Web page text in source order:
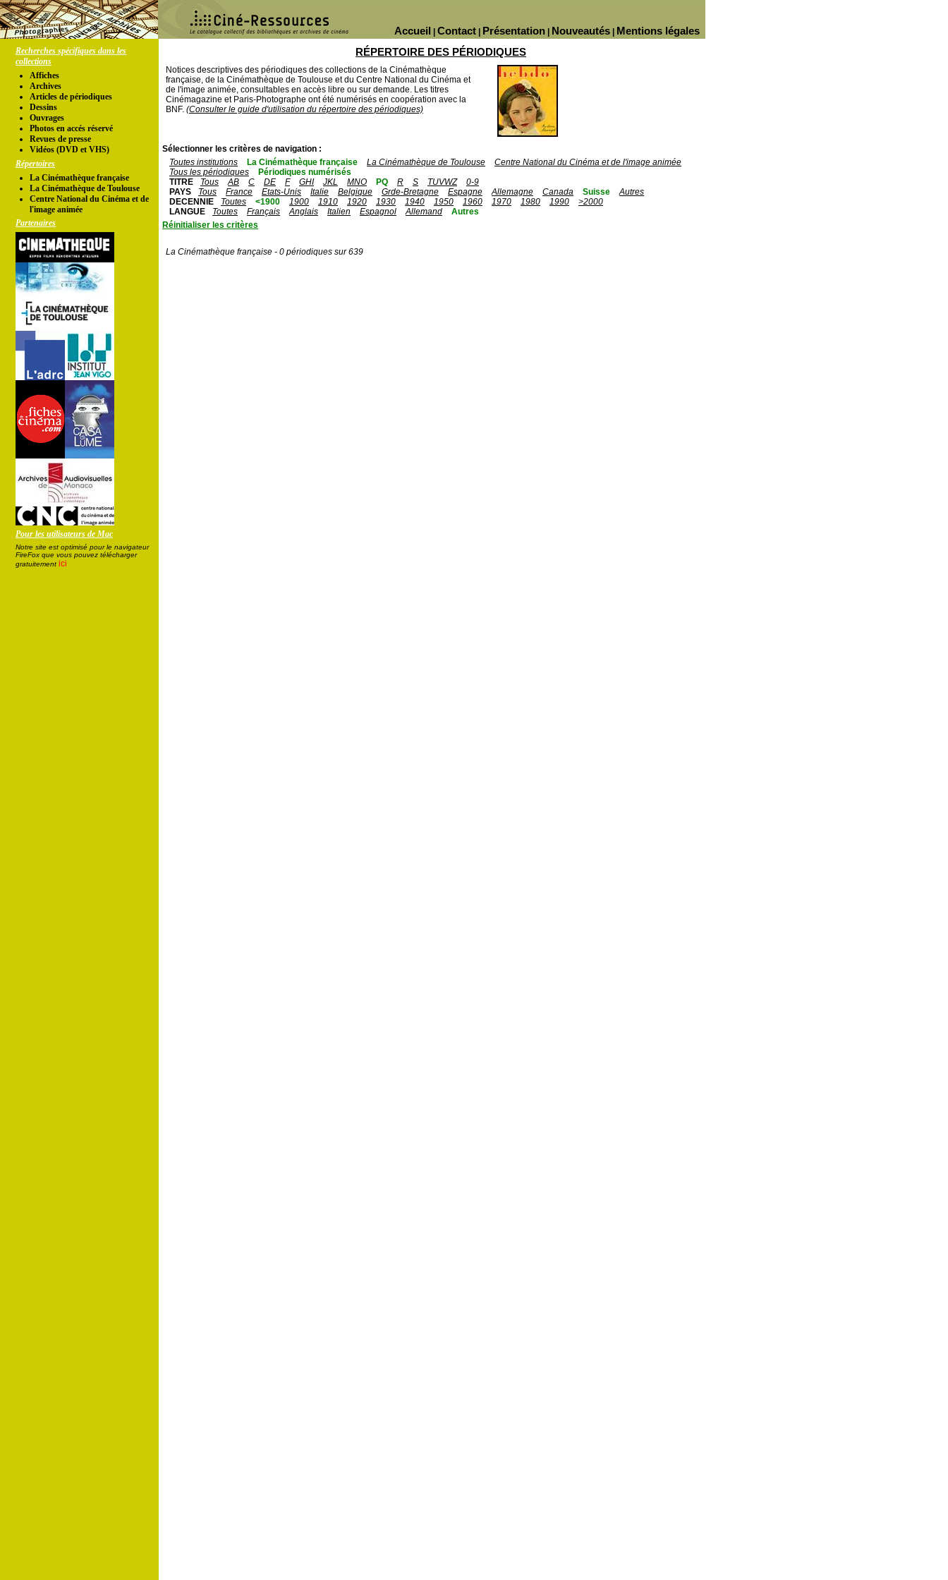
Mentions légales
Nouveautés
Présentation
Contact
Accueil
Recherches spécifiques dans les
collections
Affiches
Archives
Articles de périodiques
Dessins
Ouvrages
Photos en accés réservé
Revues de presse
Vidéos (DVD et VHS)
Répertoires
La Cinémathèque française
La Cinémathèque de Toulouse
Centre National du Cinéma et de
l'image animée
Partenaires
Pour les utilisateurs de Mac
Notre site est optimisé pour le navigateur
FireFox que vous pouvez télécharger
gratuitement ici
RÉPERTOIRE DES PÉRIODIQUES
Notices descriptives des périodiques des collections de la Cinémathèque
française, de la Cinémathèque de Toulouse et du Centre National du Cinéma et
de l'image animée, consultables en accès libre ou sur demande. Les titres
Cinémagazine et Paris-Photographe ont été numérisés en coopération avec la
BNF. (Consulter le guide d'utilisation du répertoire des périodiques)
Sélectionner les critères de navigation :
Toutes institutions
La Cinémathèque française La Cinémathèque de Toulouse
Centre National du Cinéma et de l'image animée
Tous les périodiques
Périodiques numérisés
TITRE
Tous AB C DE F GHI JKL MNO PQ R S TUVWZ
0-9
PAYS
Tous France Etats-Unis Italie Belgique Grde-Bretagne Espagne Allemagne Canada Suisse
Autres
DECENNIE
Toutes <1900 1900 1910 1920 1930 1940 1950 1960 1970 1980 1990
>2000
LANGUE
Toutes Français Anglais Italien Espagnol Allemand
Autres
Réinitialiser les critères
La Cinémathèque française - 0 périodiques sur 639